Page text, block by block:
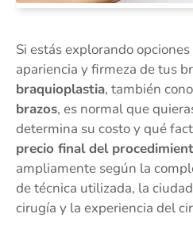
Si estás explorando
apariencia y firmeza de tus
braquioplastia, también
brazos, es normal que
determina su costo y qué
precio final del
ampliamente según la
de técnica utilizada, la
cirugía y la experiencia del